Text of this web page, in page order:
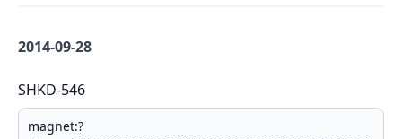
2014-09-28
SHKD-546